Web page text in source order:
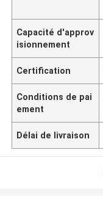
Capacité d'approv
isionnement
Certification
Conditions de pai
ement
Délai de livraison